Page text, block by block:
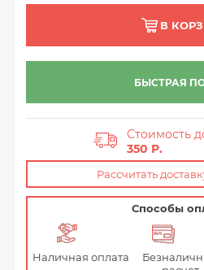
В
БЫСТРАЯ
Стоимость
350 Р.
Рассчитать
Способы
Наличная оплата